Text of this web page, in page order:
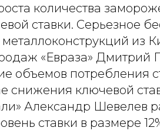
количества
ставки. Серьезное
из
«Евраза» Дмитрий
объемов потребления
снижения ключевой
Александр Шевелев
ставки в размере